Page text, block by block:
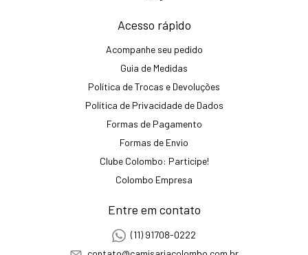
Acesso rápido
Acompanhe seu pedido
Guia de Medidas
Política de Trocas e Devoluções
Política de Privacidade de Dados
Formas de Pagamento
Formas de Envio
Clube Colombo: Participe!
Colombo Empresa
Entre em contato
(11) 91708-0222